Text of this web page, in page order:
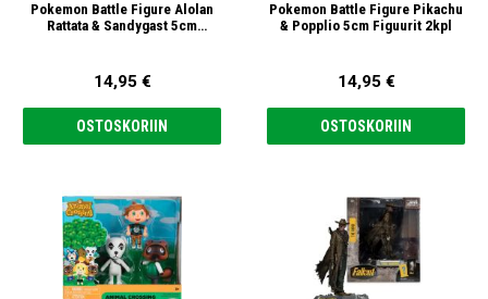
Pokemon Battle Figure Alolan
Rattata & Sandygast 5cm
14,95 €
OSTOSKORIIN
Pokemon Battle Figure Pikachu
& Popplio 5cm Figuurit 2kpl
14,95 €
OSTOSKORIIN